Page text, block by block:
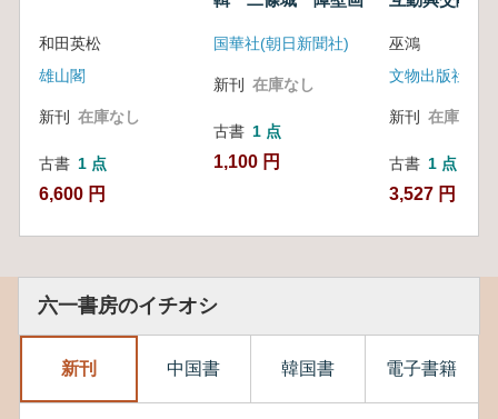
和田英松
雄山閣
新刊 在庫なし
古書 1 点
6,600 円
国華社(朝日新聞社)
新刊 在庫なし
古書 1 点
1,100 円
巫鴻
文物出版社
新刊 在庫なし
古書 1 点
3,527 円
六一書房のイチオシ
新刊 中国書 韓国書 電子書籍